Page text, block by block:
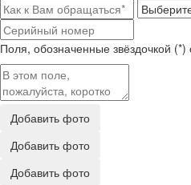
Поля, обозначенные звёздочкой
Добавить фото
Добавить фото
Добавить фото